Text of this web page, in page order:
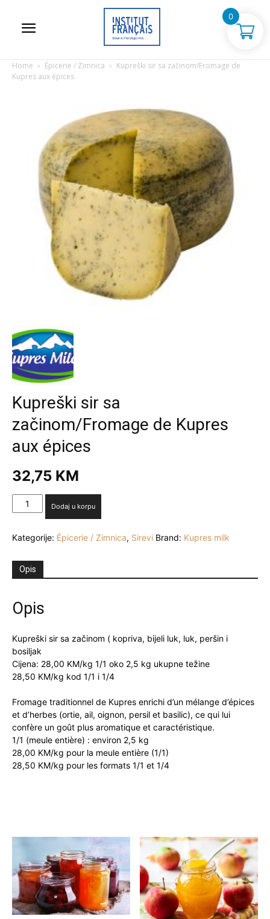
Home Épicerie / Zimnica
Kupreški sir sa začinom/Fromage de
Kupres aux épices
Kupreški sir sa
začinom/Fromage de Kupres
aux épices
32,75 KM
Kupreški
sir
začinom/Fromage
Kupres
aux
količina
Dodaj u korpu
Kategorije: Épicerie / Zimnica, Sirevi Brand: Kupres milk
Opis
Opis
Kupreški sir sa začinom ( kopriva, bijeli luk, luk, peršin i
bosiljak
Cijena: 28,00 KM/kg 1/1 oko 2,5 kg ukupne težine
28,50 KM/kg kod 1/1 i 1/4
Fromage traditionnel de Kupres enrichi d’un mélange d’épices
et d’herbes (ortie, ail, oignon, persil et basilic), ce qui lui
confère un goût plus aromatique et caractéristique.
1/1 (meule entière) : environ 2,5 kg
28,00 KM/kg pour la meule entière (1/1)
28,50 KM/kg pour les formats 1/1 et 1/4
0